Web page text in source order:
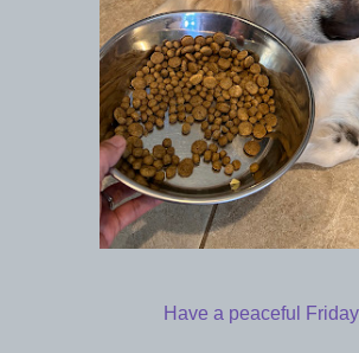
Have a peaceful